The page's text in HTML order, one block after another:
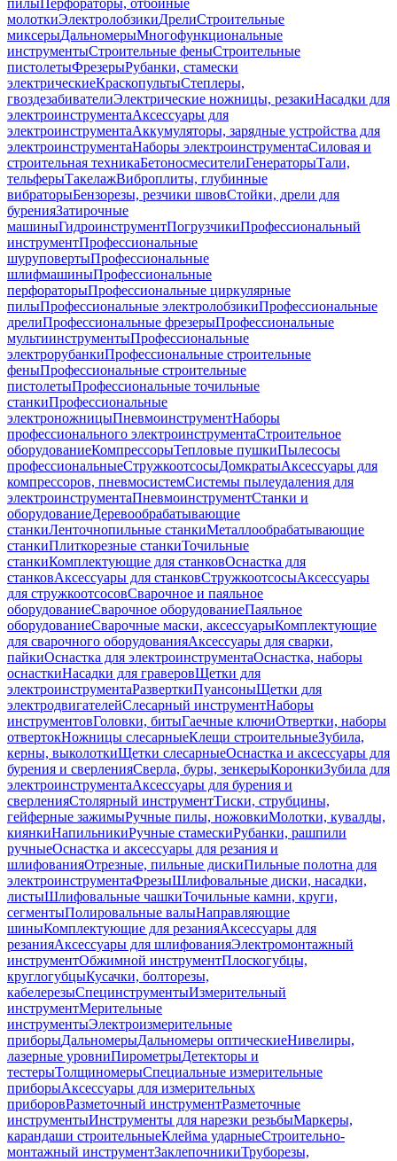
пилыПерфораторы, отбойные
молоткиЭлектролобзикиДрелиСтроительные
миксерыДальномерыМногофункциональные
инструментыСтроительные феныСтроительные
пистолетыФрезерыРубанки, стамески
электрическиеКраскопультыСтеплеры,
гвоздезабивателиЭлектрические ножницы, резакиНасадки для
электроинструментаАксессуары для
электроинструментаАккумуляторы, зарядные устройства для
электроинструментаНаборы электроинструментаСиловая и
строительная техникаБетоносмесителиГенераторыТали,
тельферыТакелажВиброплиты, глубинные
вибраторыБензорезы, резчики швовСтойки, дрели для
буренияЗатирочные
машиныГидроинструментПогрузчикиПрофессиональный
инструментПрофессиональные
шуруповертыПрофессиональные
шлифмашиныПрофессиональные
перфораторыПрофессиональные циркулярные
пилыПрофессиональные электролобзикиПрофессиональные
дрелиПрофессиональные фрезерыПрофессиональные
мультиинструментыПрофессиональные
электрорубанкиПрофессиональные строительные
феныПрофессиональные строительные
пистолетыПрофессиональные точильные
станкиПрофессиональные
электроножницыПневмоинструментНаборы
профессионального электроинструментаСтроительное
оборудованиеКомпрессорыТепловые пушкиПылесосы
профессиональныеСтружкоотсосыДомкратыАксессуары для
компрессоров, пневмосистемСистемы пылеудаления для
электроинструментаПневмоинструментСтанки и
оборудованиеДеревообрабатывающие
станкиЛенточнопильные станкиМеталлообрабатывающие
станкиПлиткорезные станкиТочильные
станкиКомплектующие для станковОснастка для
станковАксессуары для станковСтружкоотсосыАксессуары
для стружкоотсосовСварочное и паяльное
оборудованиеСварочное оборудованиеПаяльное
оборудованиеСварочные маски, аксессуарыКомплектующие
для сварочного оборудованияАксессуары для сварки,
пайкиОснастка для электроинструментаОснастка, наборы
оснасткиНасадки для граверовЩетки для
электроинструментаРазверткиПуансоныЩетки для
электродвигателейСлесарный инструментНаборы
инструментовГоловки, битыГаечные ключиОтвертки, наборы
отвертокНожницы слесарныеКлещи строительныеЗубила,
керны, выколоткиЩетки слесарныеОснастка и аксессуары для
бурения и сверленияСверла, буры, зенкерыКоронкиЗубила для
электроинструментаАксессуары для бурения и
сверленияСтолярный инструментТиски, струбцины,
гейферные зажимыРучные пилы, ножовкиМолотки, кувалды,
киянкиНапильникиРучные стамескиРубанки, рашпили
ручныеОснастка и аксессуары для резания и
шлифованияОтрезные, пильные дискиПильные полотна для
электроинструментаФрезыШлифовальные диски, насадки,
листыШлифовальные чашкиТочильные камни, круги,
сегментыПолировальные валыНаправляющие
шиныКомплектующие для резанияАксессуары для
резанияАксессуары для шлифованияЭлектромонтажный
инструментОбжимной инструментПлоскогубцы,
круглогубцыКусачки, болторезы,
кабелерезыСпецинструментыИзмерительный
инструментМерительные
инструментыЭлектроизмерительные
приборыДальномерыДальномеры оптическиеНивелиры,
лазерные уровниПирометрыДетекторы и
тестерыТолщиномерыСпециальные измерительные
приборыАксессуары для измерительных
приборовРазметочный инструментРазметочные
инструментыИнструменты для нарезки резьбыМаркеры,
карандаши строительныеКлейма ударныеСтроительно-
монтажный инструментЗаклепочникиТруборезы,